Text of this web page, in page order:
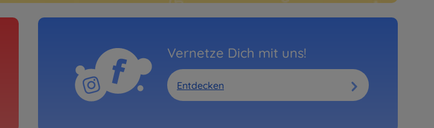
Vernetze Dich mit uns!
Entdecken